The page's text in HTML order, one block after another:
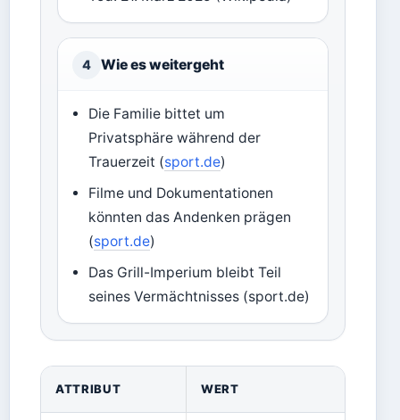
4 Wie es weitergeht
Die Familie bittet um
Privatsphäre während der
Trauerzeit (sport.de)
Filme und Dokumentationen
könnten das Andenken prägen
(sport.de)
Das Grill-Imperium bleibt Teil
seines Vermächtnisses (sport.de)
ATTRIBUT WERT